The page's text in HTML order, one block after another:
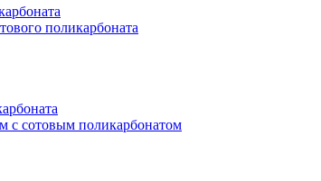
поликарбоната
с сотовым поликарбонатом